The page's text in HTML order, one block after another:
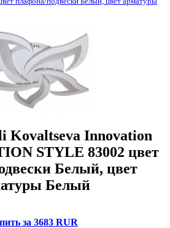
Kovaltseva Innovation
STYLE 83002 цвет
Белый, цвет
Белый
за 3683 RUR